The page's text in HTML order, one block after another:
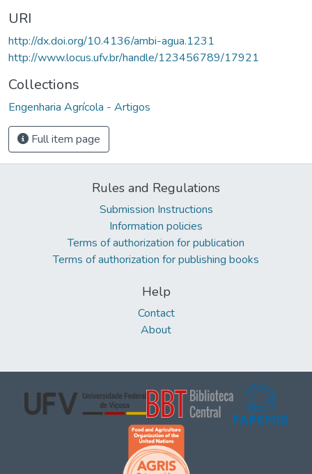
URI
http://dx.doi.org/10.4136/ambi-agua.1231
http://www.locus.ufv.br/handle/123456789/17921
Collections
Engenharia Agrícola - Artigos
Full item page
Rules and Regulations
Submission Instructions
Information policies
Terms of authorization for publication
Terms of authorization for publishing books
Help
Contact
About